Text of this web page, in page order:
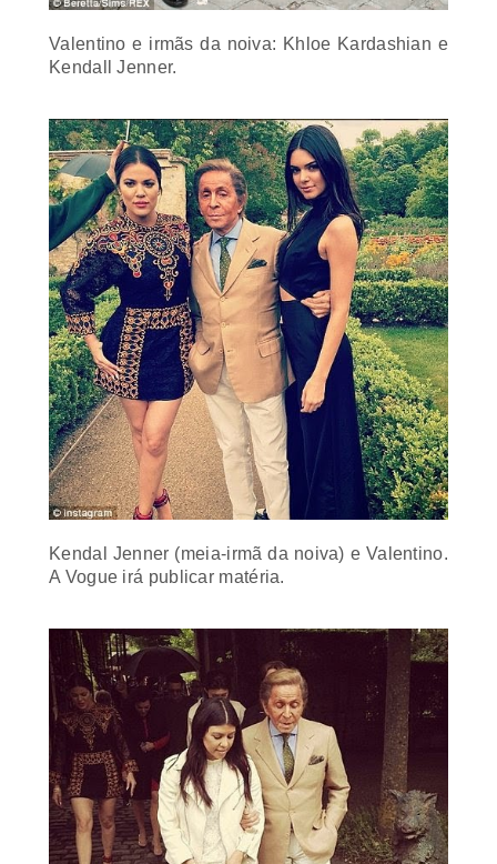
Valentino e irmãs da noiva: Khloe Kardashian e
Kendall Jenner.
Kendal Jenner (meia-irmã da noiva) e Valentino.
A Vogue irá publicar matéria.